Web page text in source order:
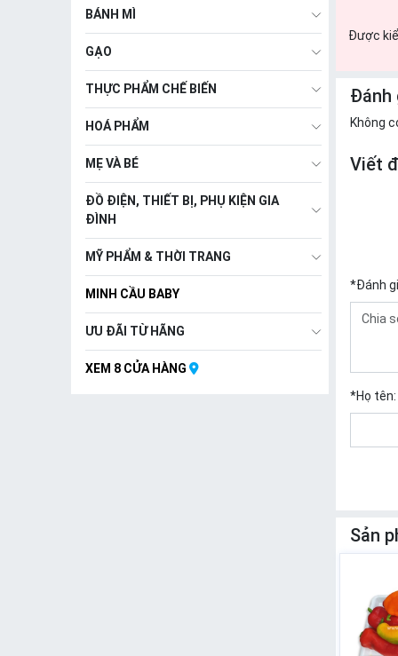
BÁNH MÌ
GẠO
THỰC PHẨM CHẾ BIẾN
HOÁ PHẨM
MẸ VÀ BÉ
ĐỒ ĐIỆN, THIẾT BỊ, PHỤ KIỆN GIA
ĐÌNH
MỸ PHẨM & THỜI TRANG
MINH CẦU BABY
ƯU ĐÃI TỪ HÃNG
XEM 8 CỬA HÀNG
Được
Đánh
Không
Viết
*Đánh
*Họ tên:
Sản